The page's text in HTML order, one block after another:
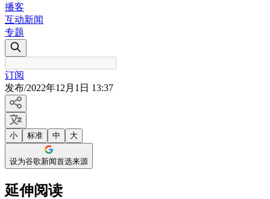
播客
互动新闻
专题
订阅
发布/2022年12月1日 13:37
小 标准 中 大
设为谷歌新闻首选来源
延伸阅读